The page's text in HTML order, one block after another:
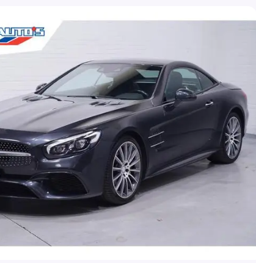
LED dagrijverlichting